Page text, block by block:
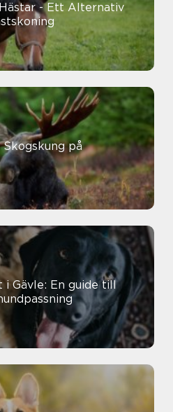
- Ett Alternativ
på
i Gävle: En guide till